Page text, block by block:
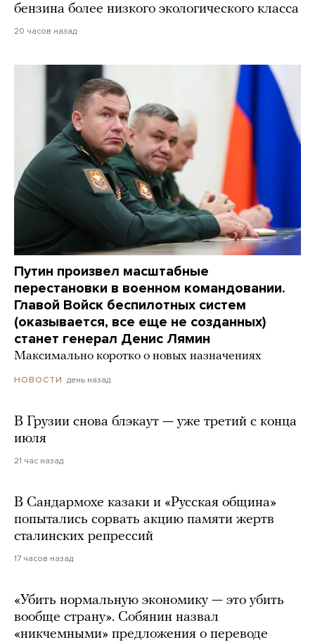
бензина более низкого экологического класса
20 часов назад
Путин произвел масштабные
перестановки в военном командовании.
Главой Войск беспилотных систем
(оказывается, все еще не созданных)
станет генерал Денис Лямин
Максимально коротко о новых назначениях
НОВОСТИ день назад
В Грузии снова блэкаут — уже третий с конца
июля
21 час назад
В Сандармохе казаки и «Русская община»
попытались сорвать акцию памяти жертв
сталинских репрессий
17 часов назад
«Убить нормальную экономику — это убить
вообще страну». Собянин назвал
«никчемными» предложения о переводе